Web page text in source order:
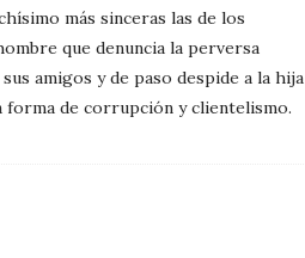
más sinceras las de los
que denuncia la perversa
amigos y de paso despide a la hija
forma de corrupción y clientelismo.